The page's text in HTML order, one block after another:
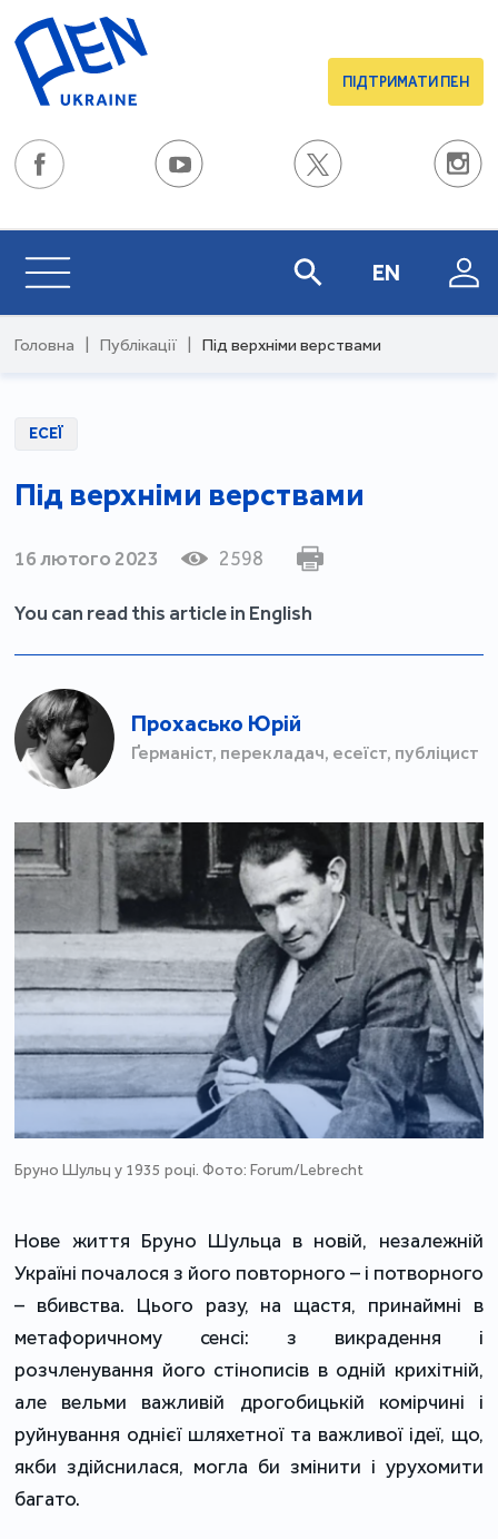
ПІДТРИМАТИ ПЕН
EN
Головна Публікації Під верхніми верствами
ЕСЕЇ
Під верхніми верствами
16 лютого 2023 2598
You can read this article in English
Прохасько Юрій
Ґерманіст, перекладач, есеїст, публіцист
Бруно Шульц у 1935 році. Фото: Forum/Lebrecht
Нове життя Бруно Шульца в новій, незалежній
Україні почалося з його повторного – і потворного
– вбивства. Цього разу, на щастя, принаймні в
метафоричному сенсі: з викрадення і
розчленування його стінописів в одній крихітній,
але вельми важливій дрогобицькій комірчині і
руйнування однієї шляхетної та важливої ідеї, що,
якби здійснилася, могла би змінити і урухомити
багато.